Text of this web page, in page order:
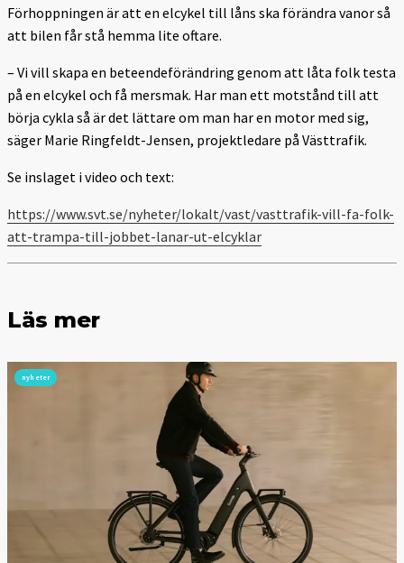
Förhoppningen är att en elcykel till låns ska förändra vanor så
att bilen får stå hemma lite oftare.
– Vi vill skapa en beteendeförändring genom att låta folk testa
på en elcykel och få mersmak. Har man ett motstånd till att
börja cykla så är det lättare om man har en motor med sig,
säger Marie Ringfeldt-Jensen, projektledare på Västtrafik.
Se inslaget i video och text:
https://www.svt.se/nyheter/lokalt/vast/vasttrafik-vill-fa-folk-
att-trampa-till-jobbet-lanar-ut-elcyklar
Läs mer
nyheter